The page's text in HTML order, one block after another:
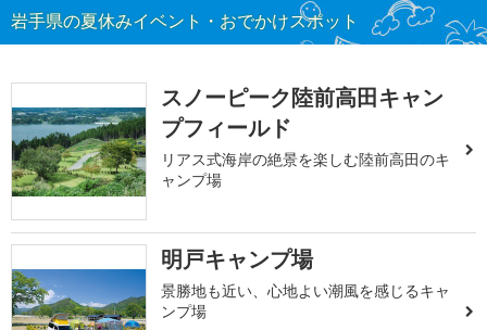
岩手県の夏休みイベント・おでかけスポット
スノーピーク陸前高田キャン
プフィールド
リアス式海岸の絶景を楽しむ陸前高田のキ
ャンプ場
明戸キャンプ場
景勝地も近い、心地よい潮風を感じるキャ
ンプ場